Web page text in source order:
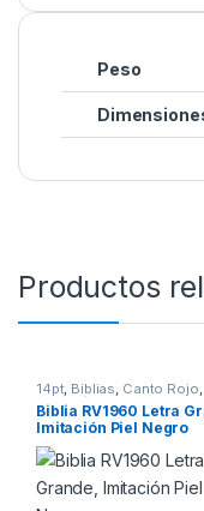
Peso
Productos
14pt, Biblias, Canto Rojo,
Imitación Piel ,Letra
Migración ,Negro,Reina
1960,Tamaño Grande
Biblia RV1960 Letra
Imitación Piel Negro